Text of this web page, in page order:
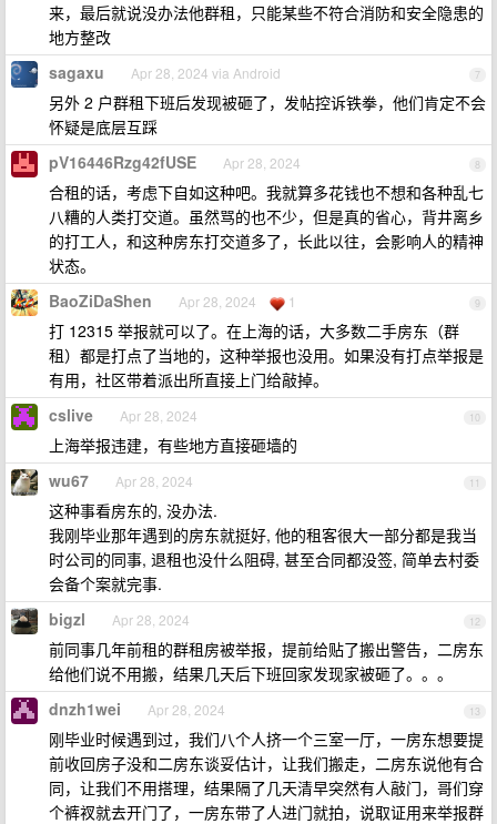
来，最后就说没办法他群租，只能某些不符合消防和安全隐患的
地方整改
7
sagaxu Apr 28, 2024 via Android
另外 2 户群租下班后发现被砸了，发帖控诉铁拳，他们肯定不会
怀疑是底层互踩
8
pV16446Rzg42fUSE Apr 28, 2024
合租的话，考虑下自如这种吧。我就算多花钱也不想和各种乱七
八糟的人类打交道。虽然骂的也不少，但是真的省心，背井离乡
的打工人，和这种房东打交道多了，长此以往，会影响人的精神
状态。
9
BaoZiDaShen Apr 28, 2024 1
打 12315 举报就可以了。在上海的话，大多数二手房东（群
租）都是打点了当地的，这种举报也没用。如果没有打点举报是
有用，社区带着派出所直接上门给敲掉。
10
cslive Apr 28, 2024
上海举报违建，有些地方直接砸墙的
11
wu67 Apr 28, 2024
这种事看房东的, 没办法.
我刚毕业那年遇到的房东就挺好, 他的租客很大一部分都是我当
时公司的同事, 退租也没什么阻碍, 甚至合同都没签, 简单去村委
会备个案就完事.
12
bigzl Apr 28, 2024
前同事几年前租的群租房被举报，提前给贴了搬出警告，二房东
给他们说不用搬，结果几天后下班回家发现家被砸了。。。
13
dnzh1wei Apr 28, 2024
刚毕业时候遇到过，我们八个人挤一个三室一厅，一房东想要提
前收回房子没和二房东谈妥估计，让我们搬走，二房东说他有合
同，让我们不用搭理，结果隔了几天清早突然有人敲门，哥们穿
个裤衩就去开门了，一房东带了人进门就拍，说取证用来举报群